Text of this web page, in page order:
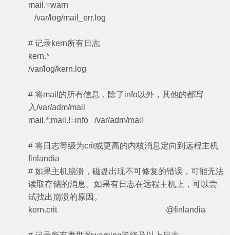
mail.=warn
/var/log/mail_err.log
# 记录kern所有日志
kern.*
/var/log/kern.log
# 将mail的所有信息，除了info以外，其他的都写
入/var/adm/mail
mail.*;mail.!=info /var/adm/mail
# 将日志等级为crit或更高的内核消息定向到远程主机
finlandia
# 如果主机崩溃，磁盘出现不可修复的错误，可能无法
读取存储的消息。如果有日志在远程主机上，可以尝
试找出崩溃的原因。
kern.crit @finlandia